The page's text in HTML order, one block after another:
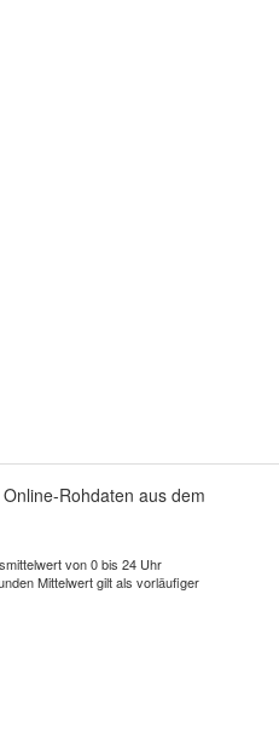
Rohdaten aus dem
von 0 bis 24 Uhr
Mittelwert gilt als vorläufiger